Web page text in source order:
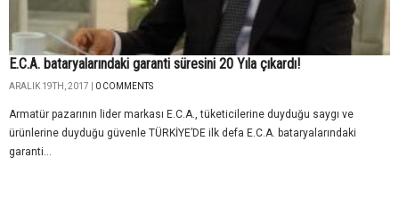
E.C.A. bataryalarındaki garanti süresini 20 Yıla çıkardı!
ARALIK 19TH, 2017 | 0 COMMENTS
Armatür pazarının lider markası E.C.A., tüketicilerine duyduğu saygı ve
ürünlerine duyduğu güvenle TÜRKİYE’DE ilk defa E.C.A. bataryalarındaki
garanti...